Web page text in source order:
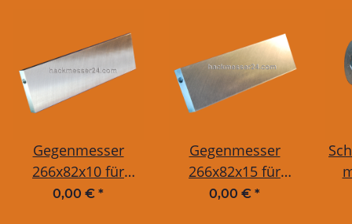
Gegenmesser
266x82x10 für
Jensen A518, A521
0,00 € *
Gegenmesser
266x82x15 für
Jensen A521 XL,
0,00 € *